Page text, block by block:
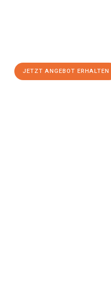
JETZT ANGEBOT ERHALTEN